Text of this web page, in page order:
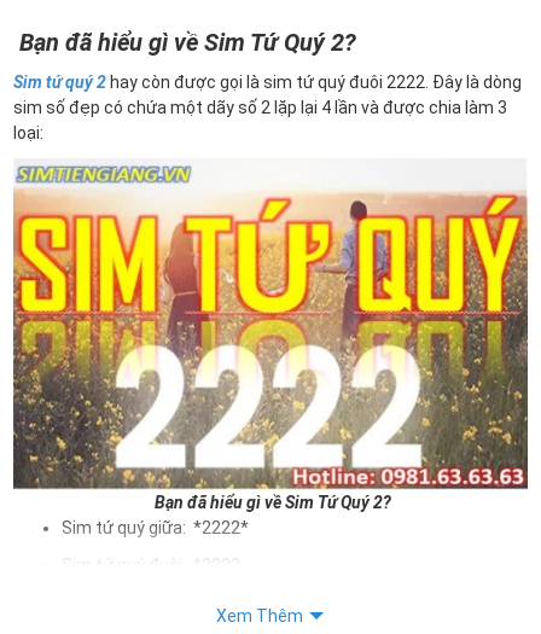
Bạn đã hiểu gì về Sim Tứ Quý 2?
Sim tứ quý 2 hay còn được gọi là sim tứ quý đuôi 2222. Đây là dòng
sim số đẹp có chứa một dãy số 2 lặp lại 4 lần và được chia làm 3
loại:
Bạn đã hiểu gì về Sim Tứ Quý 2?
Sim tứ quý giữa: *2222*
Sim tứ quý đuôi: *2222
Xem Thêm